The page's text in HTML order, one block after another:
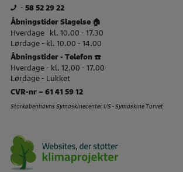
- 58 52 29 22
Åbningstider Slagelse 🏠
Hverdage kl. 10.00 - 17.30
Lørdage - kl. 10.00 - 14.00
Åbningstider - Telefon ☎️
Hverdage - kl. 12.00 - 17.00
Lørdage - Lukket
CVR-nr – 61 41 59 12
Storkøbenhavns Symaskinecenter I/S - Symaskine Torvet